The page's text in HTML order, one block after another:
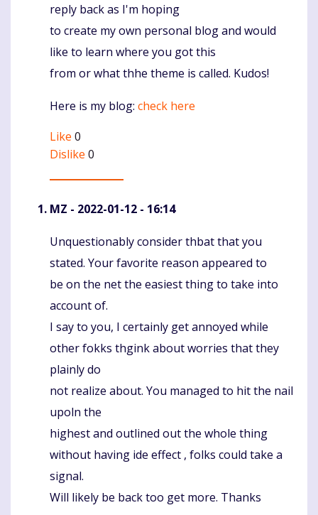
reply back as I'm hoping
to create my own personal blog and would
like to learn where you got this
from or what thhe theme is called. Kudos!
Here is my blog: check here
Like 0
Dislike 0
MZ - 2022-01-12 - 16:14
Komentaras
Unquestionably consider thbat that you
stated. Your favorite reason appeared to
be on the net the easiest thing to take into
account of.
I say to you, I certainly get annoyed while
other fokks thgink about worries that they
plainly do
not realize about. You managed to hit the nail
upoln the
highest and outlined out the whole thing
without having ide effect , folks could take a
signal.
Will likely be back too get more. Thanks